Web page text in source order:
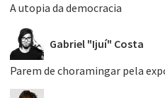
A utopia da democracia
Gabriel "Ijuí" Costa
Parem de choramingar pela